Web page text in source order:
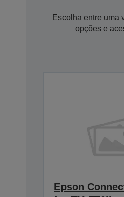
Escolha entre uma
opções e
Epson